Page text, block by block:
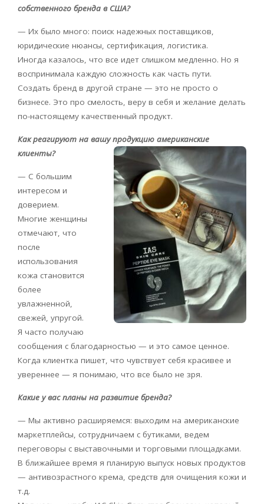
собственного бренда в США?
— Их было много: поиск надежных поставщиков,
юридические нюансы, сертификация, логистика.
Иногда казалось, что все идет слишком медленно. Но я
воспринимала каждую сложность как часть пути.
Создать бренд в другой стране — это не просто о
бизнесе. Это про смелость, веру в себя и желание делать
по-настоящему качественный продукт.
Как реагируют на вашу продукцию американские
клиенты?
— С большим
интересом и
доверием.
Многие женщины
отмечают, что
после
использования
кожа становится
более
увлажненной,
свежей, упругой.
Я часто получаю
сообщения с благодарностью — и это самое ценное.
Когда клиентка пишет, что чувствует себя красивее и
увереннее — я понимаю, что все было не зря.
Какие у вас планы на развитие бренда?
— Мы активно расширяемся: выходим на американские
маркетплейсы, сотрудничаем с бутиками, ведем
переговоры с выставочными и торговыми площадками.
В ближайшее время я планирую выпуск новых продуктов
— антивозрастного крема, средств для очищения кожи и
т.д.